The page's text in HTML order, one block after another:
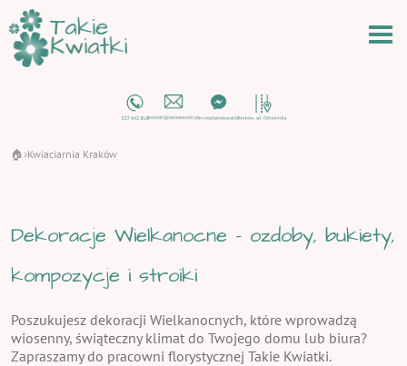
🏠 ›Kwiaciarnia Kraków
Dekoracje Wielkanocne - ozdoby, bukiety,
kompozycje i stroiki
Poszukujesz dekoracji Wielkanocnych, które wprowadzą
wiosenny, świąteczny klimat do Twojego domu lub biura?
Zapraszamy do pracowni florystycznej Takie Kwiatki.